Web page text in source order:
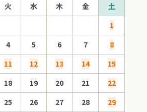
火 水 木 金
土
1
4 5 6 7
8
11 12 13 14
15
18 19 20 21
22
25 26 27 28
29